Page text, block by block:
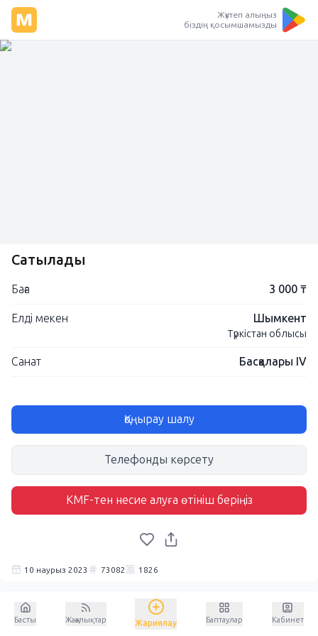
Жүктеп алыңыз
біздің қосымшамызды
Сатылады
Баға 3 000 ₸
Елді мекен Шымкент
Түркістан облысы
Санат Басқалары IV
Қоңырау шалу
Телефонды көрсету
KMF-тен несие алуға өтініш беріңіз
10 наурыз 2023 73082 1826
Басты Жаңалықтар Жариялау Баптаулар Кабинет